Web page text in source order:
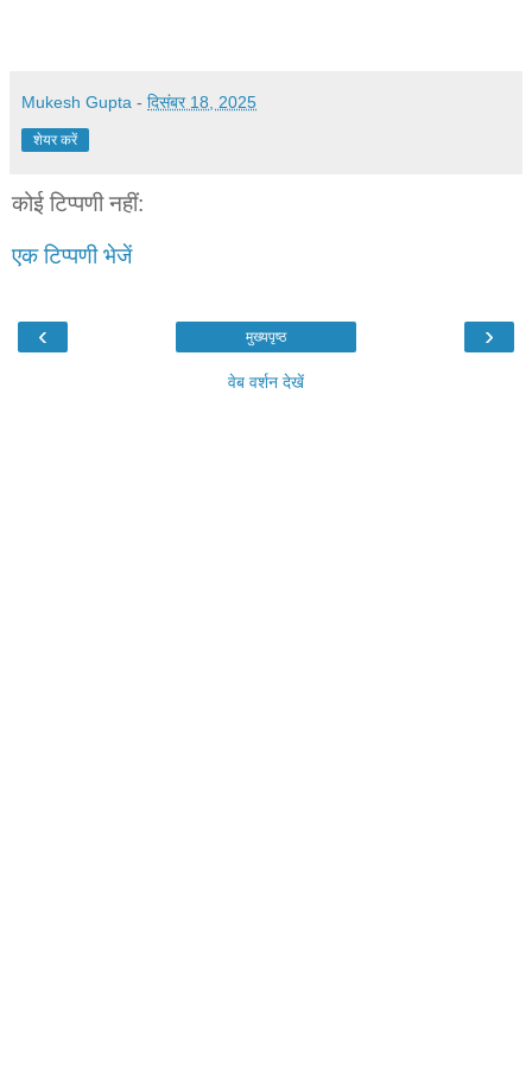
Mukesh Gupta - दिसंबर 18, 2025
शेयर करें
कोई टिप्पणी नहीं:
एक टिप्पणी भेजें
‹ ›
मुख्यपृष्ठ
वेब वर्शन देखें